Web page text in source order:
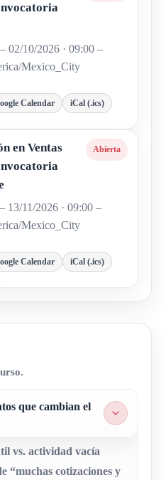
02/10/2026 · 09:00 –
Mexico_City
Calendar iCal (.ics)
en Ventas
Abierta
13/11/2026 · 09:00 –
Mexico_City
Calendar iCal (.ics)
que cambian el
vs. actividad vacía
“muchas cotizaciones y